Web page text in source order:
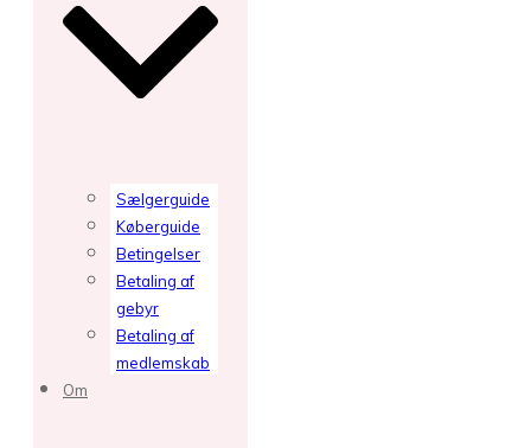
Sælgerguide
Køberguide
Betingelser
Betaling af
gebyr
Betaling af
medlemskab
Om